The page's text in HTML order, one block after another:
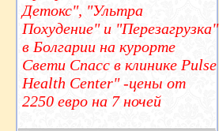
Детокс", "Ультра
Похудение" и "Перезагрузка"
в Болгарии на курорте
Свети Спасс в клинике Pulse
Health Center" -цены от
2250 евро на 7 ночей